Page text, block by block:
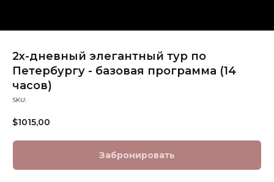
2х-дневный элегантный тур по
Петербургу - базовая программа (14
часов)
SKU:
$1015,00
Забронировать